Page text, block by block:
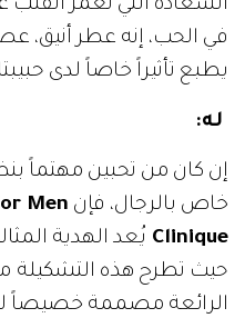
السعادة التي تغمر القلب
في الحب، إنه عطر أنيق،
يطبع تأثيراً خاصاً لدى
له:
إن كان من تحبين مهتماً
خاص بالرجال، فإن Men
Clinique يُعد الهدية
حيث تطرح هذه التشكيلة
الرائعة مصممة خصيصاً